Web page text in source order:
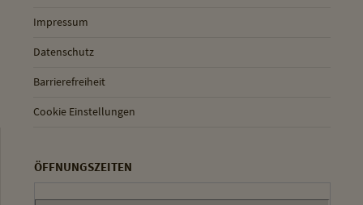
Impressum
Datenschutz
Barrierefreiheit
Cookie Einstellungen
ÖFFNUNGSZEITEN